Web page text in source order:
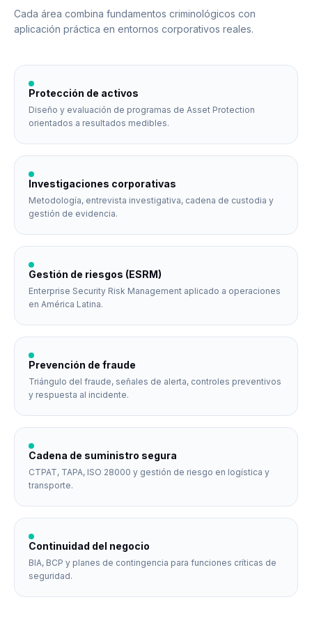
Cada área combina fundamentos criminológicos con
aplicación práctica en entornos corporativos reales.
Protección de activos
Diseño y evaluación de programas de Asset Protection
orientados a resultados medibles.
Investigaciones corporativas
Metodología, entrevista investigativa, cadena de custodia y
gestión de evidencia.
Gestión de riesgos (ESRM)
Enterprise Security Risk Management aplicado a operaciones
en América Latina.
Prevención de fraude
Triángulo del fraude, señales de alerta, controles preventivos
y respuesta al incidente.
Cadena de suministro segura
CTPAT, TAPA, ISO 28000 y gestión de riesgo en logística y
transporte.
Continuidad del negocio
BIA, BCP y planes de contingencia para funciones críticas de
seguridad.